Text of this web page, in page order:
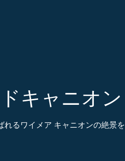
キャニオン
れるワイメア キャニオンの絶景を